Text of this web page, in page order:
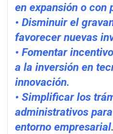
en expansión o con
• Disminuir el
favorecer nuevas
• Fomentar
a la inversión en
innovación.
• Simplificar los
administrativos
entorno empresarial.